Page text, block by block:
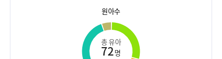
원아수
총 유아
72명